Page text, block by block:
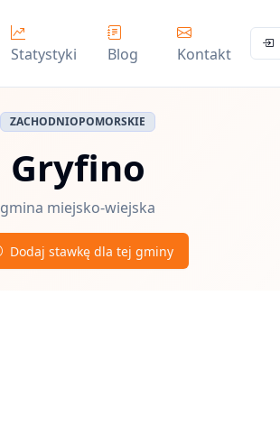
Statystyki Blog Kontakt
ZACHODNIOPOMORSKIE
Gryfino
gmina miejsko-wiejska
Dodaj stawkę dla tej gminy